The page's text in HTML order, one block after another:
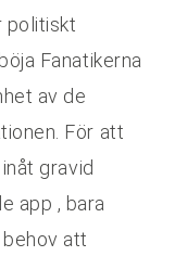
politiskt
Fanatikerna
av de
För att
gravid
app , bara
att